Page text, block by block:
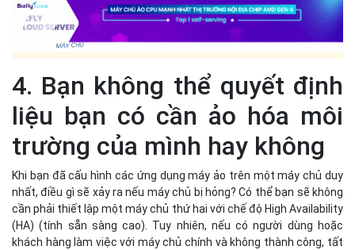
4. Bạn không thể quyết định
liệu bạn có cần ảo hóa môi
trường của mình hay không
Khi bạn đã cấu hình các ứng dụng máy ảo trên một máy chủ duy
nhất, điều gì sẽ xảy ra nếu máy chủ bị hỏng? Có thể bạn sẽ không
cần phải thiết lập một máy chủ thứ hai với chế độ High Availability
(HA) (tính sẵn sàng cao). Tuy nhiên, nếu có người dùng hoặc
khách hàng làm việc với máy chủ chính và không thành công, tất